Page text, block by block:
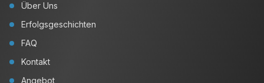
Über Uns
Erfolgsgeschichten
FAQ
Kontakt
Angebot